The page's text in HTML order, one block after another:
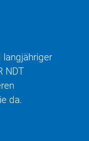
NDT
da.